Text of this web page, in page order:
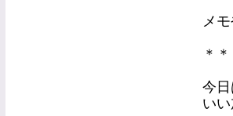
メ
＊
今
い